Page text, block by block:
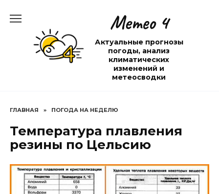
содержанию
Метео 4
Актуальные прогнозы
погоды, анализ
климатических
изменений и
метеосводки
ГЛАВНАЯ » ПОГОДА НА НЕДЕЛЮ
Температура плавления
резины по Цельсию